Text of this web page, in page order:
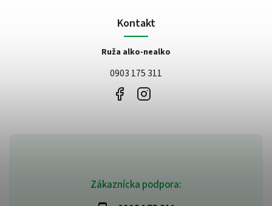
Zákaznícka podpora:
Kontakt
Ruža alko-nealko
0903 175 311